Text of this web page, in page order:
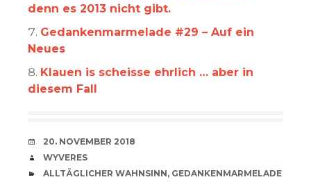
denn es 2013 nicht gibt.
Gedankenmarmelade #29 – Auf ein
Neues
Klauen is scheisse ehrlich … aber in
diesem Fall
VERABREDUNG
20. NOVEMBER 2018
VERFASSER
WYVERES
CATEGORIES
ALLTÄGLICHER WAHNSINN, GEDANKENMARMELADE